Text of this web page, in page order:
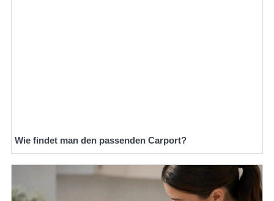
Wie findet man den passenden Carport?